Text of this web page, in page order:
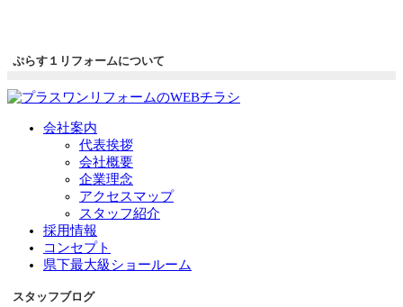
ぷらす１リフォームについて
会社案内
代表挨拶
会社概要
企業理念
アクセスマップ
スタッフ紹介
採用情報
コンセプト
県下最大級ショールーム
スタッフブログ